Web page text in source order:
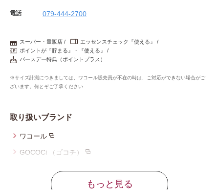
電話 079-444-2700
スーパー・量販店
エッセンスチェック『使える』
ポイントが『貯まる』・『使える』
バースデー特典（ポイントプラス）
※サイズ計測につきましては、ワコール販売員が不在の時は、ご対応ができない場合がご
ざいます。何とぞご了承ください
取り扱いブランド
ワコール
GOCOCi （ゴコチ）
ウイング／レシアージュもっと見る